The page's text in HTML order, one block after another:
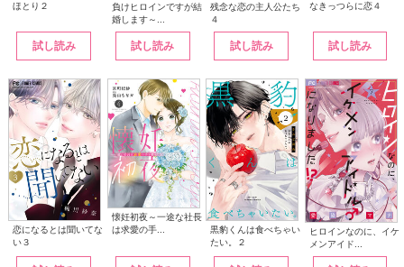
ほとり２
試し読み
負けヒロインですが結
婚します～...
試し読み
残念な恋の主人公たち
４
試し読み
なきっつらに恋４
試し読み
恋になるとは聞いてな
い３
懐妊初夜～一途な社長
は求愛の手...
黒豹くんは食べちゃい
たい。２
ヒロインなのに、イケ
メンアイド...